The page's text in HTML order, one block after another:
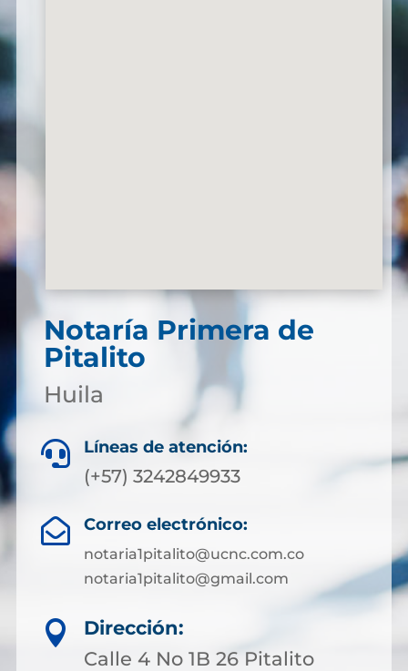
Notaría Primera de
Pitalito
Huila
 Líneas de atención:
(+57) 3242849933
 Correo electrónico:
notaria1pitalito@ucnc.com.co
notaria1pitalito@gmail.com

Dirección:
Calle 4 No 1B 26 Pitalito